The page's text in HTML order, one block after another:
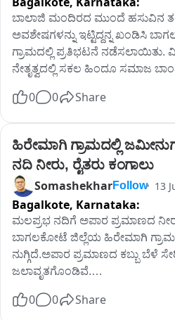
ಬಾಲಾಜಿ‌ ಮಂದಿರದ ಮುಂದೆ ಹಸುವಿನ
ಅವಶೇಷಗಳನ್ನು ಇಟ್ಟಿದ್ದನ್ನ ಖಂಡಿಸಿ
ಗ್ರಾಮದಲ್ಲಿ ಪ್ರತಿಭಟನೆ
ನೇತೃತ್ವದಲ್ಲಿ ಸಕಲ ಹಿಂದೂ ಸಮಾಜ
ಮೆರವಣಿಗೆ ನಡೆಸಲಾಯಿತು. ತಪ್ಪಿತಸ್ಥರ
ಬಾಲಾಜಿ ಮಂದಿರದಲ್ಲಿ ದುಷ್ಕರ್ಮಿಗಳು
ದೇಹದ ಅವಶೇಷಗಳನ್ನು ಇಟ್ಟಿ
ಆಕ್ರೋಶಗೊಂಡ ಹಿಂದೂಪರ
ವಿರುದ್ಧ ಕಠಿಣ ಕ್ರಮಕ್ಕೆ
ಡಿವೈಎಸ್ಪಿ ಗಜಾನನ ಅವರ ನೇತೃತ್ವದ
ತಪ್ಪಿತಸ್ಥರ ವಿರುದ್ಧ ಕಠಿಣ ಕ್ರಮ
0 0 Share
ಹಿರೇಮಾಗಿ ಗ್ರಾಮದಲ್ಲಿ
ನದಿ ನೀರು, ರೈತರು ಕಂಗಾಲು
SomashekharFollow 13
Bagalkote, Karnataka:
ಮಲಪ್ರಭ ನದಿಗೆ ಅಪಾರ ಪ್ರಮಾಣದ
ಬಾಗಲಕೋಟೆ ಜಿಲ್ಲೆಯ ಹಿರೇಮಾಗಿ
ನುಗ್ಗಿದೆ.ಅಪಾರ ಪ್ರಮಾಣದ ಕಬ್ಬು ಬೆಳೆ
ಜಲಾವೃತಗೊಂಡಿವೆ.
ಬೆಳಗಾವಿ ಭಾಗದಲ್ಲಿ ಸುರಿಯುತ್ತಿರುವ
0 0 Share